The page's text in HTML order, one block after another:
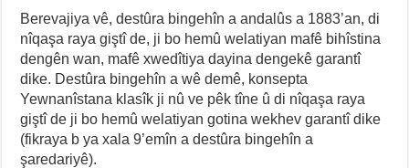
Berevajiya vê, destûra bingehîn a andalûs a 1883’an, di
nîqaşa raya giştî de, ji bo hemû welatiyan mafê bihîstina
dengên wan, mafê xwedîtiya dayina dengekê garantî
dike. Destûra bingehîn a wê demê, konsepta
Yewnanîstana klasîk ji nû ve pêk tîne û di nîqaşa raya
giştî de ji bo hemû welatiyan gotina wekhev garantî dike
(fikraya b ya xala 9’emîn a destûra bingehîn a
şaredariyê).